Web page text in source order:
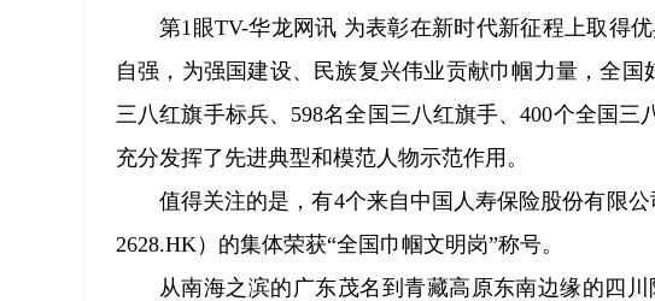
第1眼TV-华龙网讯 为表彰在新时代新征程上取得
自强，为强国建设、民族复兴伟业贡献巾帼力量，全
三八红旗手标兵、598名全国三八红旗手、400个全国
充分发挥了先进典型和模范人物示范作用。
值得关注的是，有4个来自中国人寿保险股份有限
2628.HK）的集体荣获“全国巾帼文明岗”称号。
从南海之滨的广东茂名到青藏高原东南边缘的四